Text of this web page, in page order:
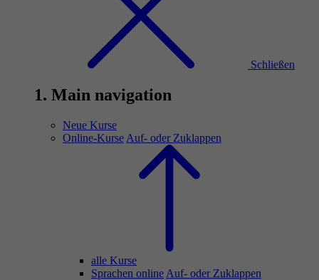
Schließen
1. Main navigation
Neue Kurse
Online-Kurse Auf- oder Zuklappen
alle Kurse
Sprachen online Auf- oder Zuklappen